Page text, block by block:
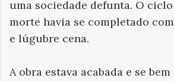
uma sociedade defunta. O
morte havia se completado
e lúgubre cena.
A obra estava acabada e se